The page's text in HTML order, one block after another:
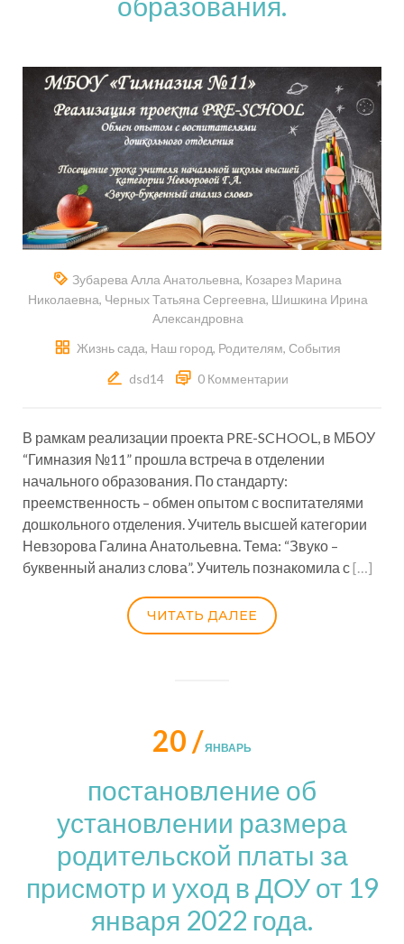
Зубарева Алла Анатольевна, Козарез Марина
Николаевна, Черных Татьяна Сергеевна, Шишкина Ирина
Александровна
Жизнь сада, Наш город, Родителям, События
dsd14
0 Комментарии
В рамкам реализации проекта PRE-SCHOOL, в МБОУ
“Гимназия №11” прошла встреча в отделении
начального образования. По стандарту:
преемственность – обмен опытом с воспитателями
дошкольного отделения. Учитель высшей категории
Невзорова Галина Анатольевна. Тема: “Звуко –
буквенный анализ слова”. Учитель познакомила с[…]
ЧИТАТЬ ДАЛЕЕ
20 /ЯНВАРЬ
постановление об
установлении размера
родительской платы за
присмотр и уход в ДОУ от 19
января 2022 года.